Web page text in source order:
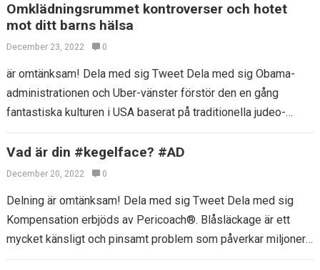
Omklädningsrummet kontroverser och hotet
mot ditt barns hälsa
December 23, 2022 0
är omtänksam! Dela med sig Tweet Dela med sig Obama-
administrationen och Uber-vänster förstör den en gång
fantastiska kulturen i USA baserat på traditionella judeo-
Vad är din #kegelface? #AD
December 20, 2022 0
Delning är omtänksam! Dela med sig Tweet Dela med sig
Kompensation erbjöds av Pericoach®. Blåsläckage är ett
mycket känsligt och pinsamt problem som påverkar miljoner